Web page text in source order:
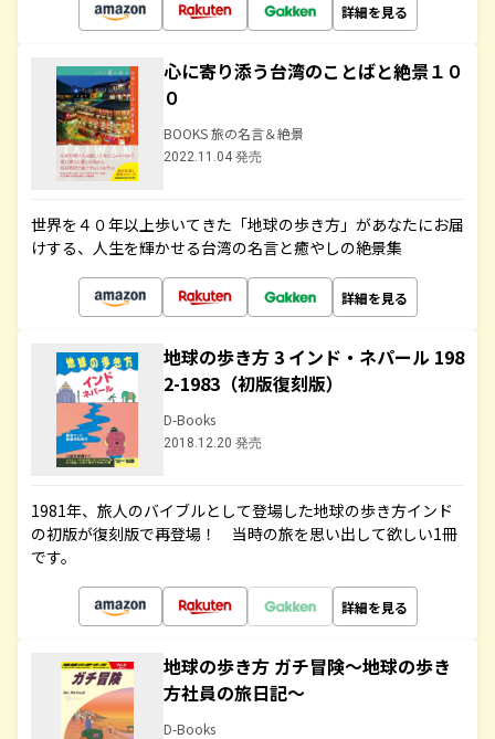
詳細を見る
心に寄り添う台湾のことばと絶景１０
０
BOOKS 旅の名言＆絶景
2022.11.04 発売
世界を４０年以上歩いてきた「地球の歩き方」があなたにお届
けする、人生を輝かせる台湾の名言と癒やしの絶景集
詳細を見る
地球の歩き方 3 インド・ネパール 198
2-1983（初版復刻版）
D-Books
2018.12.20 発売
1981年、旅人のバイブルとして登場した地球の歩き方インド
の初版が復刻版で再登場！ 当時の旅を思い出して欲しい1冊
です。
詳細を見る
地球の歩き方 ガチ冒険～地球の歩き
方社員の旅日記～
D-Books